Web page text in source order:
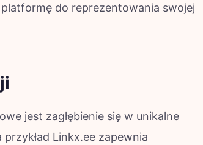
do reprezentowania swojej
jest zagłębienie się w unikalne
Linkx.ee zapewnia